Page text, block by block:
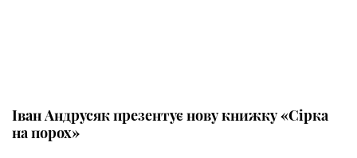
Іван Андрусяк презентує нову книжку «Сірка
на порох»